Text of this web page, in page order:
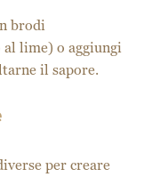
brodi
lime) o aggiungi
il sapore.
per creare